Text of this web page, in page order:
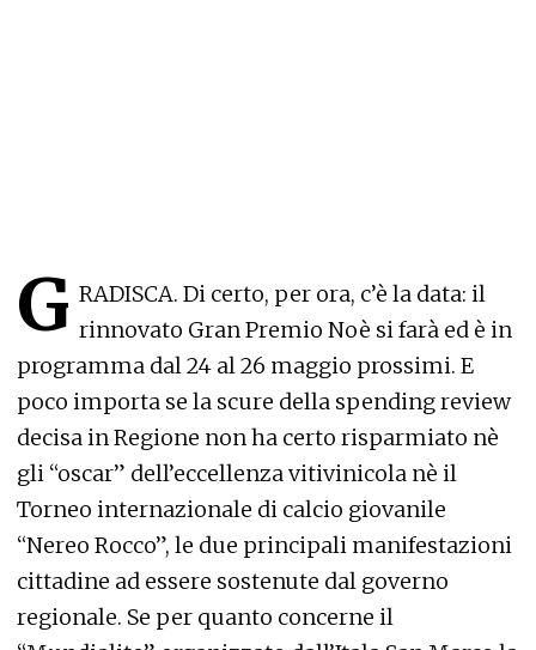
G RADISCA. Di certo, per ora, c’è la data: il
rinnovato Gran Premio Noè si farà ed è in
programma dal 24 al 26 maggio prossimi. E
poco importa se la scure della spending review
decisa in Regione non ha certo risparmiato nè
gli “oscar” dell’eccellenza vitivinicola nè il
Torneo internazionale di calcio giovanile
“Nereo Rocco”, le due principali manifestazioni
cittadine ad essere sostenute dal governo
regionale. Se per quanto concerne il